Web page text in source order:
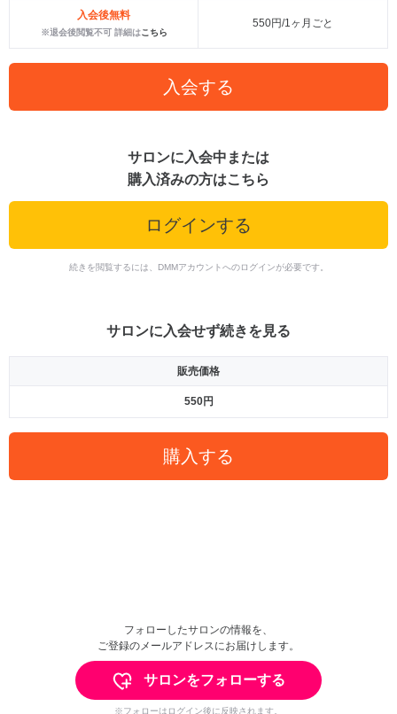
入会後無料
※退会後閲覧不可 詳細はこちら
550円/1ヶ月ごと
入会する
サロンに入会中または
購入済みの方はこちら
ログインする
続きを閲覧するには、DMMアカウントへのログインが必要です。
サロンに入会せず続きを見る
販売価格
550円
購入する
フォローしたサロンの情報を、
ご登録のメールアドレスにお届けします。
サロンをフォローする
※フォローはログイン後に反映されます。